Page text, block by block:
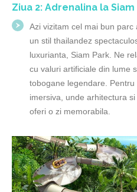
Ziua 2: Adrenalina la Siam
Azi vizitam cel mai bun
un stil thailandez
luxurianta, Siam Park. Ne
cu valuri artificiale din lume
tobogane legendare.
imersiva, unde arhitectura
oferi o zi memorabila.